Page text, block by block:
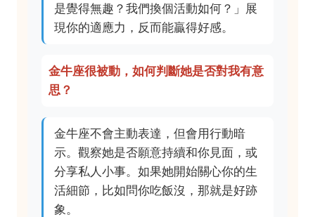
是覺得無趣？我們換個活動如何？」展
現你的適應力，反而能贏得好感。
金牛座很被動，如何判斷她是否對我有意
思？
金牛座不會主動表達，但會用行動暗
示。觀察她是否願意持續和你見面，或
分享私人小事。如果她開始關心你的生
活細節，比如問你吃飯沒，那就是好跡
象。